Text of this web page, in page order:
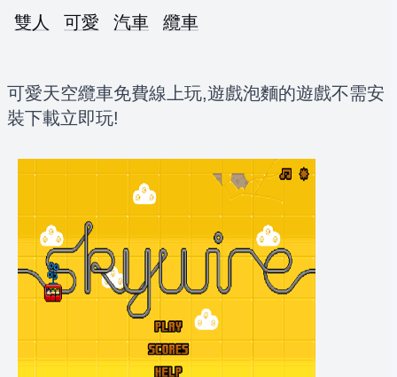
雙人
可愛 汽車 纜車
可愛天空纜車免費線上玩,遊戲泡麵的遊戲不需安
裝下載立即玩!